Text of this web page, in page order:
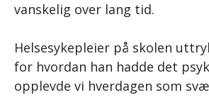
vanskelig over lang tid.
Helsesykepleier på skolen
for hvordan han hadde det
opplevde vi hverdagen som